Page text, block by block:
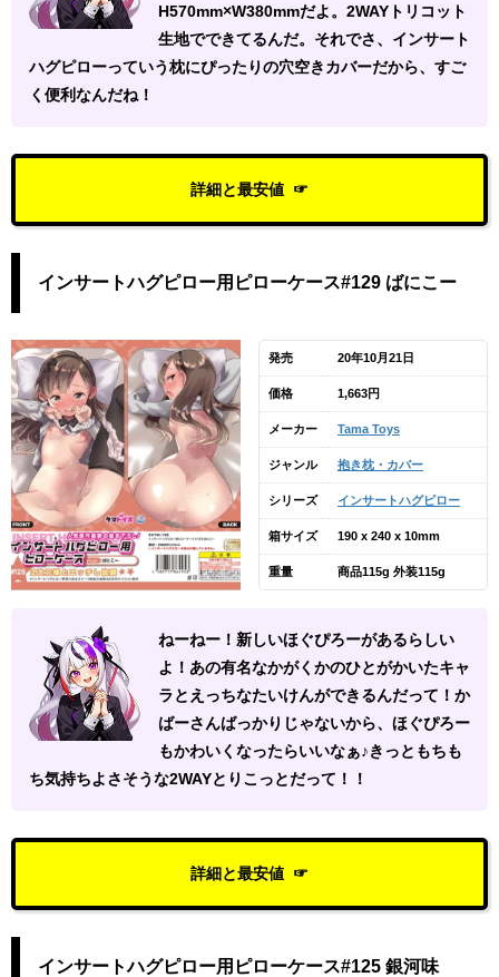
H570mm×W380mmだよ。2WAYトリコット
生地でできてるんだ。それでさ、インサート
ハグピローっていう枕にぴったりの穴空きカバーだから、すご
く便利なんだね！
詳細と最安値
インサートハグピロー用ピローケース#129 ばにこー
発売 20年10月21日
価格 1,663円
メーカー Tama Toys
ジャンル 抱き枕・カバー
シリーズ インサートハグピロー
箱サイズ 190 x 240 x 10mm
重量 商品115g 外装115g
ねーねー！新しいほぐぴろーがあるらしい
よ！あの有名なかがくかのひとがかいたキャ
ラとえっちなたいけんができるんだって！か
ばーさんばっかりじゃないから、ほぐぴろー
もかわいくなったらいいなぁ♪きっともちも
ち気持ちよさそうな2WAYとりこっとだって！！
詳細と最安値
インサートハグピロー用ピローケース#125 銀河味